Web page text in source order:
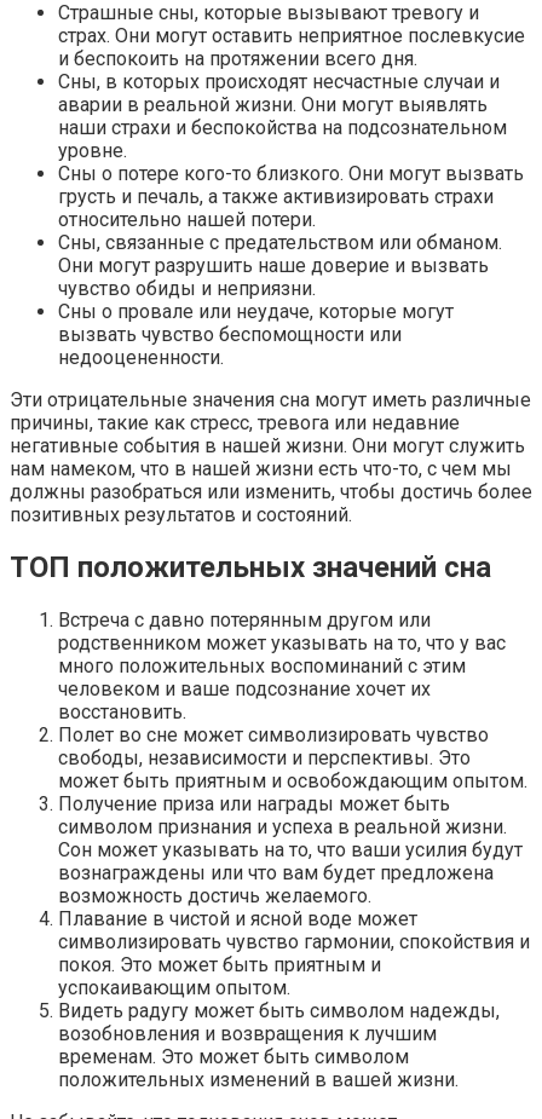
Страшные сны, которые вызывают тревогу и
страх. Они могут оставить неприятное послевкусие
и беспокоить на протяжении всего дня.
Сны, в которых происходят несчастные случаи и
аварии в реальной жизни. Они могут выявлять
наши страхи и беспокойства на подсознательном
уровне.
Сны о потере кого-то близкого. Они могут вызвать
грусть и печаль, а также активизировать страхи
относительно нашей потери.
Сны, связанные с предательством или обманом.
Они могут разрушить наше доверие и вызвать
чувство обиды и неприязни.
Сны о провале или неудаче, которые могут
вызвать чувство беспомощности или
недооцененности.
Эти отрицательные значения сна могут иметь различные
причины, такие как стресс, тревога или недавние
негативные события в нашей жизни. Они могут служить
нам намеком, что в нашей жизни есть что-то, с чем мы
должны разобраться или изменить, чтобы достичь более
позитивных результатов и состояний.
ТОП положительных значений сна
Встреча с давно потерянным другом или
родственником может указывать на то, что у вас
много положительных воспоминаний с этим
человеком и ваше подсознание хочет их
восстановить.
Полет во сне может символизировать чувство
свободы, независимости и перспективы. Это
может быть приятным и освобождающим опытом.
Получение приза или награды может быть
символом признания и успеха в реальной жизни.
Сон может указывать на то, что ваши усилия будут
вознаграждены или что вам будет предложена
возможность достичь желаемого.
Плавание в чистой и ясной воде может
символизировать чувство гармонии, спокойствия и
покоя. Это может быть приятным и
успокаивающим опытом.
Видеть радугу может быть символом надежды,
возобновления и возвращения к лучшим
временам. Это может быть символом
положительных изменений в вашей жизни.